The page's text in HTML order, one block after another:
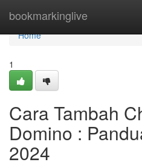
bookmarkinglive
Home
Home
1
Cara Tambah
Domino :
2024